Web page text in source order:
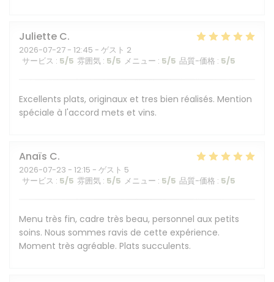
Juliette C
2026-07-27 - 12:45 - ゲスト 2
サービス : 5/5 雰囲気 : 5/5 メニュー : 5/5 品質-価格 : 5/5
Excellents plats, originaux et tres bien réalisés. Mention
spéciale à l'accord mets et vins.
Anaïs C
2026-07-23 - 12:15 - ゲスト 5
サービス : 5/5 雰囲気 : 5/5 メニュー : 5/5 品質-価格 : 5/5
Menu très fin, cadre très beau, personnel aux petits
soins. Nous sommes ravis de cette expérience.
Moment très agréable. Plats succulents.